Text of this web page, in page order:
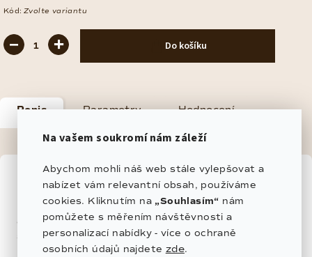
Na vašem soukromí nám záleží
Abychom mohli náš web stále vylepšovat a
nabízet vám relevantní obsah, používáme
cookies. Kliknutím na „Souhlasím“ nám
pomůžete s měřením návštěvnosti a
personalizací nabídky - více o ochraně
osobních údajů najdete zde.
Kód: Zvolte variantu
+
− Do košíku
Popis Parametry Hodnocení
Diskuze
Detailní popis produktu
NáhrdelníkSimplicity × Chunkypředstavuje
dokonalou rovnováhu mezi jemností a výrazným
stylem.
Polovina tvořenájemným Simplicity řetízkem